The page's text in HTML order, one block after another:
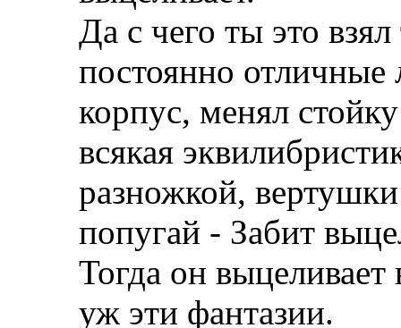
Да с чего ты это
постоянно
корпус, менял
всякая
разножкой,
попугай - Забит
Тогда он
уж эти фантазии.